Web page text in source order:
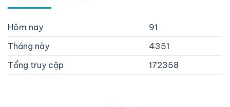
Hôm nay
91
Tháng này
4351
Tổng truy cập
172358